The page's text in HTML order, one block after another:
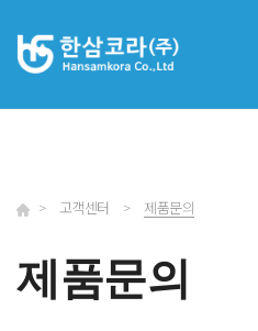
> 고객센터 > 제품문의
제품문의